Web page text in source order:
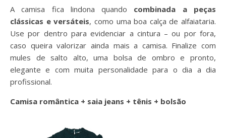
A camisa fica lindona quando combinada a peças
clássicas e versáteis, como uma boa calça de alfaiataria.
Use por dentro para evidenciar a cintura – ou por fora,
caso queira valorizar ainda mais a camisa. Finalize com
mules de salto alto, uma bolsa de ombro e pronto,
elegante e com muita personalidade para o dia a dia
profissional.
Camisa romântica + saia jeans + tênis + bolsão